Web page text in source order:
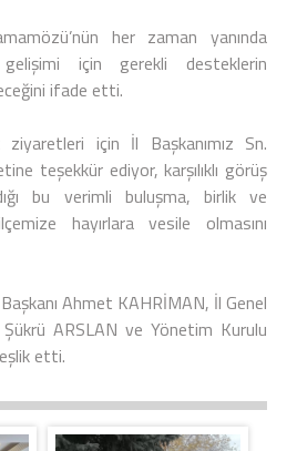
her zaman yanında
gelişimi için gerekli desteklerin
ifade etti.
ziyaretleri için İl Başkanımız Sn.
teşekkür ediyor, karşılıklı görüş
bu verimli buluşma, birlik ve
hayırlara vesile olmasını
Ahmet KAHRİMAN, İl Genel
ARSLAN ve Yönetim Kurulu
etti.